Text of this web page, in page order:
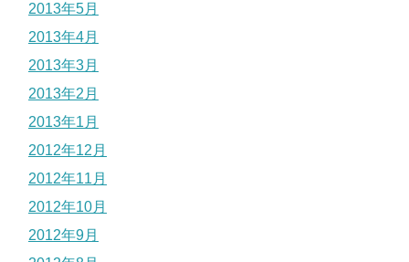
2013年5月
2013年4月
2013年3月
2013年2月
2013年1月
2012年12月
2012年11月
2012年10月
2012年9月